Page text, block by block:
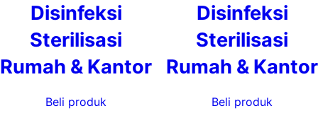
Disinfeksi
Sterilisasi
Rumah & Kantor
Beli produk
Disinfeksi
Sterilisasi
Rumah & Kantor
Beli produk